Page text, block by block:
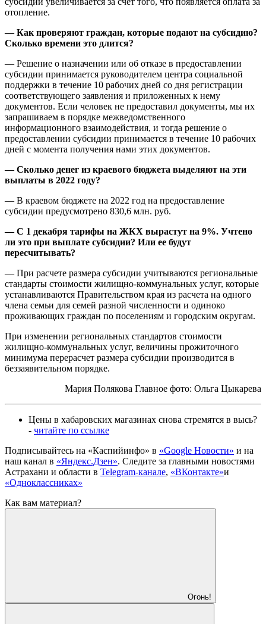
отопление.
— Как проверяют граждан, которые подают на субсидию?
Сколько времени это длится?
— Решение о назначении или об отказе в предоставлении
субсидии принимается руководителем центра социальной
поддержки в течение 10 рабочих дней со дня регистрации
соответствующего заявления и приложенных к нему
документов. Если человек не предоставил документы, мы их
запрашиваем в порядке межведомственного
информационного взаимодействия, и тогда решение о
предоставлении субсидии принимается в течение 10 рабочих
дней с момента получения нами этих документов.
— Сколько денег из краевого бюджета выделяют на эти
выплаты в 2022 году?
— В краевом бюджете на 2022 год на предоставление
субсидии предусмотрено 830,6 млн. руб.
— С 1 декабря тарифы на ЖКХ вырастут на 9%. Учтено
ли это при выплате субсидии? Или ее будут
пересчитывать?
— При расчете размера субсидии учитываются региональные
стандарты стоимости жилищно-коммунальных услуг, которые
устанавливаются Правительством края из расчета на одного
члена семьи для семей разной численности и одиноко
проживающих граждан по поселениям и городским округам.
При изменении региональных стандартов стоимости
жилищно-коммунальных услуг, величины прожиточного
минимума перерасчет размера субсидии производится в
беззаявительном порядке.
Мария Полякова Главное фото: Ольга Цыкарева
Цены в хабаровских магазинах снова стремятся в высь?
- читайте по ссылке
Подписывайтесь на «Каспийинфо» в «Google Новости» и на
наш канал в «Яндекс.Дзен». Cледите за главными новостями
Астрахани и области в Telegram-канале, «ВКонтакте»и
«Одноклассниках»
Как вам материал?
Огонь!